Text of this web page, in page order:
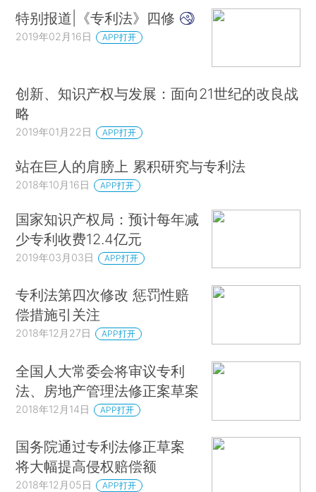
特别报道|《专利法》四修
2019年02月16日 APP打开
创新、知识产权与发展：面向21世纪的改良战
略
2019年01月22日 APP打开
站在巨人的肩膀上 累积研究与专利法
2018年10月16日 APP打开
国家知识产权局：预计每年减
少专利收费12.4亿元
2019年03月03日 APP打开
专利法第四次修改 惩罚性赔
偿措施引关注
2018年12月27日 APP打开
全国人大常委会将审议专利
法、房地产管理法修正案草案
2018年12月14日 APP打开
国务院通过专利法修正草案
将大幅提高侵权赔偿额
2018年12月05日 APP打开